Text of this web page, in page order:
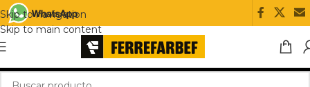
Skip to navigation
Skip to main content